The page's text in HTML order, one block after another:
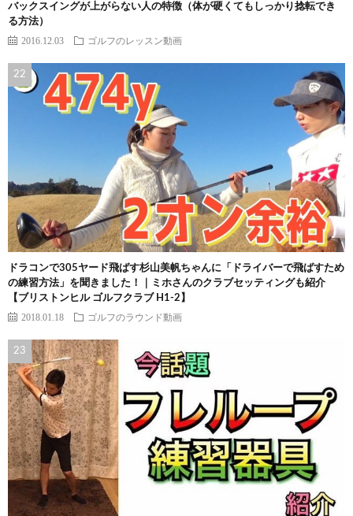
バックスイングが上がらない人の特徴（体が硬くてもしっかり捻転でき
る方法）
2016.12.03 ゴルフのレッスン動画
ドラコンで305ヤード飛ばす杉山美帆ちゃんに「ドライバーで飛ばすため
の練習方法」を聞きました！｜ミホさんのクラブセッティングも紹介
【ブリストンヒル ゴルフクラブ H1-2】
2018.01.18 ゴルフのラウンド動画